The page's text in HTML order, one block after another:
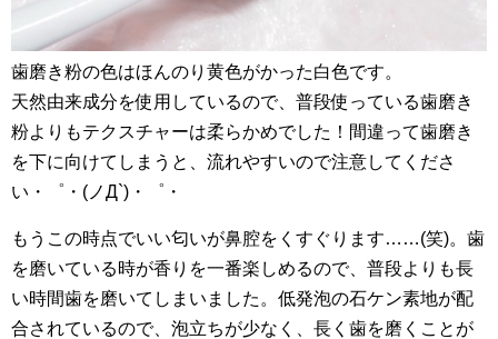
歯磨き粉の色はほんのり黄色がかった白色です。
天然由来成分を使用しているので、普段使っている歯磨き
粉よりもテクスチャーは柔らかめでした！間違って歯磨き
を下に向けてしまうと、流れやすいので注意してくださ
い・゜・(ノД`)・゜・
もうこの時点でいい匂いが鼻腔をくすぐります……(笑)。歯
を磨いている時が香りを一番楽しめるので、普段よりも長
い時間歯を磨いてしまいました。低発泡の石ケン素地が配
合されているので、泡立ちが少なく、長く歯を磨くことが